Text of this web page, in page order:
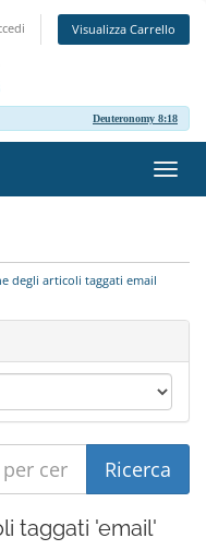
Visualizza Carrello
Deuteronomy 8:18
Attiva
degli articoli taggati email
taggati 'email'